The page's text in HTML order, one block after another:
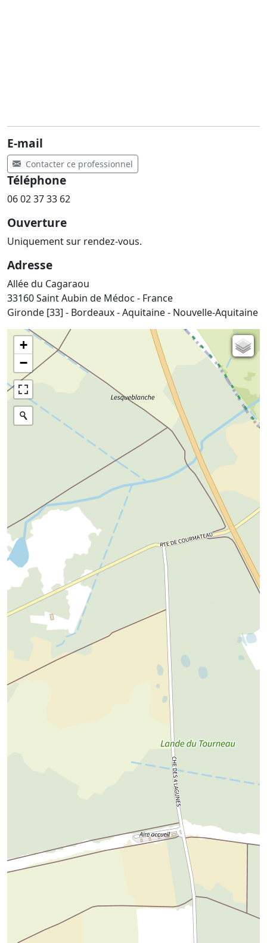
E-mail
Contacter ce professionnel
Téléphone
06 02 37 33 62
Ouverture
Uniquement sur rendez-vous.
Adresse
Allée du Cagaraou
33160 Saint Aubin de Médoc - France
Gironde [33] - Bordeaux - Aquitaine - Nouvelle-Aquitaine
+
−
Parcellaire cadastral
Plan IGN
Photographies aériennes